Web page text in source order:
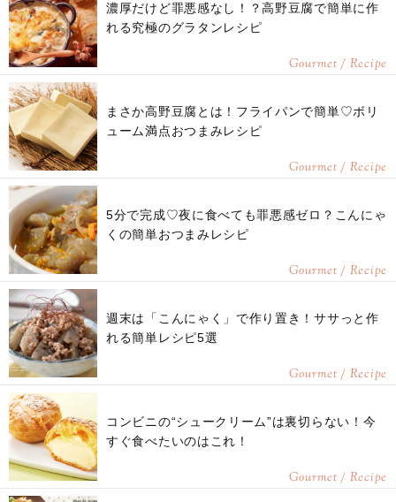
濃厚だけど罪悪感なし！？高野豆腐で簡単に作
れる究極のグラタンレシピ
Gourmet / Recipe
まさか高野豆腐とは！フライパンで簡単♡ボリ
ューム満点おつまみレシピ
Gourmet / Recipe
5分で完成♡夜に食べても罪悪感ゼロ？こんにゃ
くの簡単おつまみレシピ
Gourmet / Recipe
週末は「こんにゃく」で作り置き！ササっと作
れる簡単レシピ5選
Gourmet / Recipe
コンビニの“シュークリーム”は裏切らない！今
すぐ食べたいのはこれ！
Gourmet / Recipe